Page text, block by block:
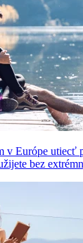
v Európe utiecť
bez